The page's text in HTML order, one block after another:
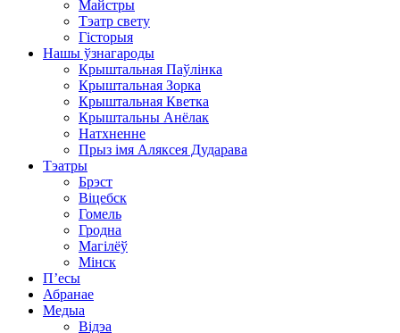
Майстры
Тэатр свету
Гісторыя
Нашы ўзнагароды
Крыштальная Паўлінка
Крыштальная Зорка
Крыштальная Кветка
Крыштальны Анёлак
Натхненне
Прыз імя Аляксея Дударава
Тэатры
Брэст
Віцебск
Гомель
Гродна
Магілёў
Мінск
П’есы
Абранае
Медыа
Відэа